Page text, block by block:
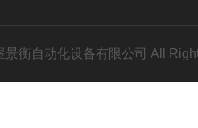
景衡自动化设备有限公司 All